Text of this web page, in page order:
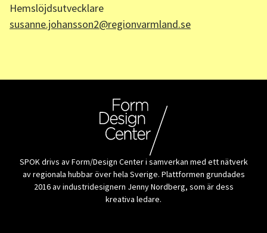
Hemslöjdsutvecklare
susanne.johansson2@regionvarmland.se
SPOK drivs av Form/Design Center i samverkan med ett nätverk
av regionala hubbar över hela Sverige. Plattformen grundades
2016 av industridesignern Jenny Nordberg, som är dess
kreativa ledare.